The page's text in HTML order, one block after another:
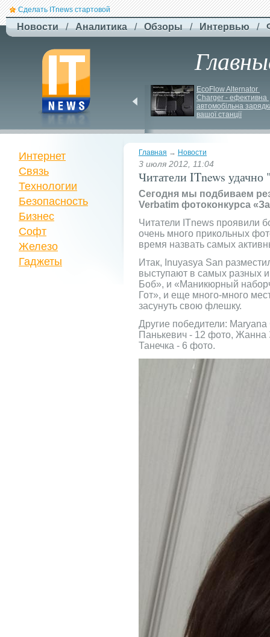
Сделать ITnews стартовой
Новости / Аналитика / Обзоры / Интервью /
бюджетный дрон F-
Сaptain, который
EcoFlow Alternator
Charger - ефективна
автомобільна
вашої станції
Главная → Новости
3 июля 2012, 11:04
Читатели ITnews
Сегодня мы подбиваем
Verbatim фотоконкурса
Читатели ITnews проявили
очень много прикольных
время назвать самых
Итак, Inuyasya San
выступают в самых разных
Боб», и «Маникюрный
Гот», и еще много-много
засунуть свою флешку.
Другие победители:
Панькевич - 12 фото, Жанна
Танечка - 6 фото.
Интернет
Связь
Технологии
Безопасность
Бизнес
Софт
Железо
Гаджеты